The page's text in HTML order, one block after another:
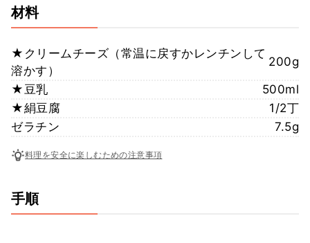
材料
★クリームチーズ（常温に戻すかレンチンして
溶かす）
200g
★豆乳
500ml
★絹豆腐
1/2丁
ゼラチン
7.5g
料理を安全に楽しむための注意事項
手順